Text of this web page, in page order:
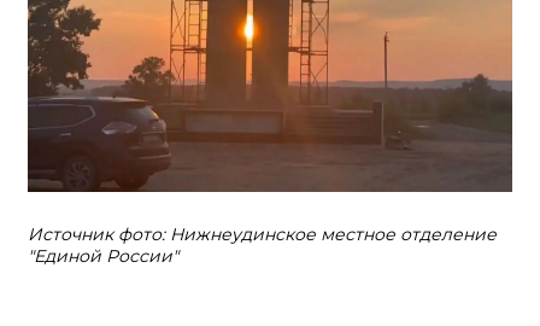
Источник фото: Нижнеудинское местное отделение
"Единой России"